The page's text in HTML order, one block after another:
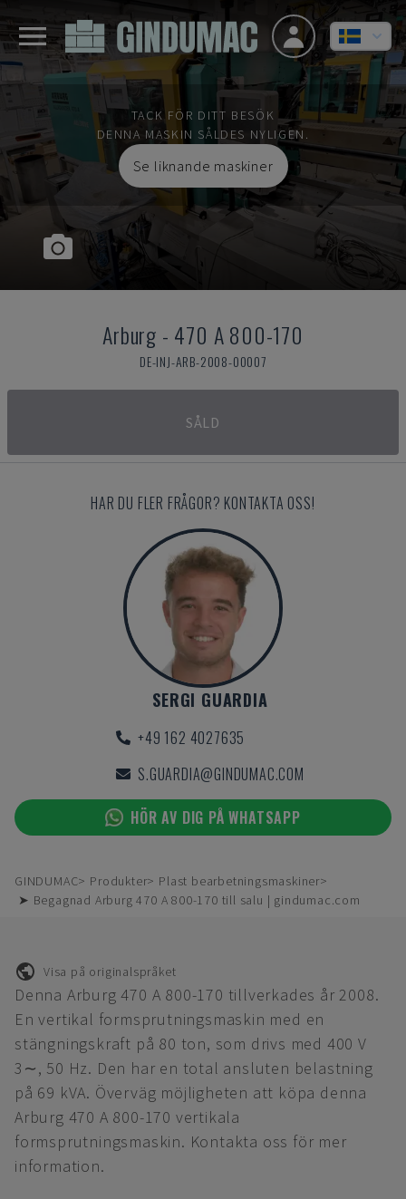
TACK FÖR DITT BESÖK
DENNA MASKIN SÅLDES NYLIGEN.
Se liknande maskiner
Arburg - 470 A 800-170
DE-INJ-ARB-2008-00007
SÅLD
HAR DU FLER FRÅGOR? KONTAKTA OSS!
SERGI GUARDIA
+49 162 4027635
S.GUARDIA@GINDUMAC.COM
HÖR AV DIG PÅ WHATSAPP
GINDUMAC Produkter
Plast bearbetningsmaskiner
➤ Begagnad Arburg 470 A 800-170 till salu | gindumac.com
Visa på originalspråket
Denna Arburg 470 A 800-170 tillverkades år 2008.
En vertikal formsprutningsmaskin med en
stängningskraft på 80 ton, som drivs med 400 V
3∼, 50 Hz. Den har en total ansluten belastning
på 69 kVA. Överväg möjligheten att köpa denna
Arburg 470 A 800-170 vertikala
formsprutningsmaskin. Kontakta oss för mer
information.